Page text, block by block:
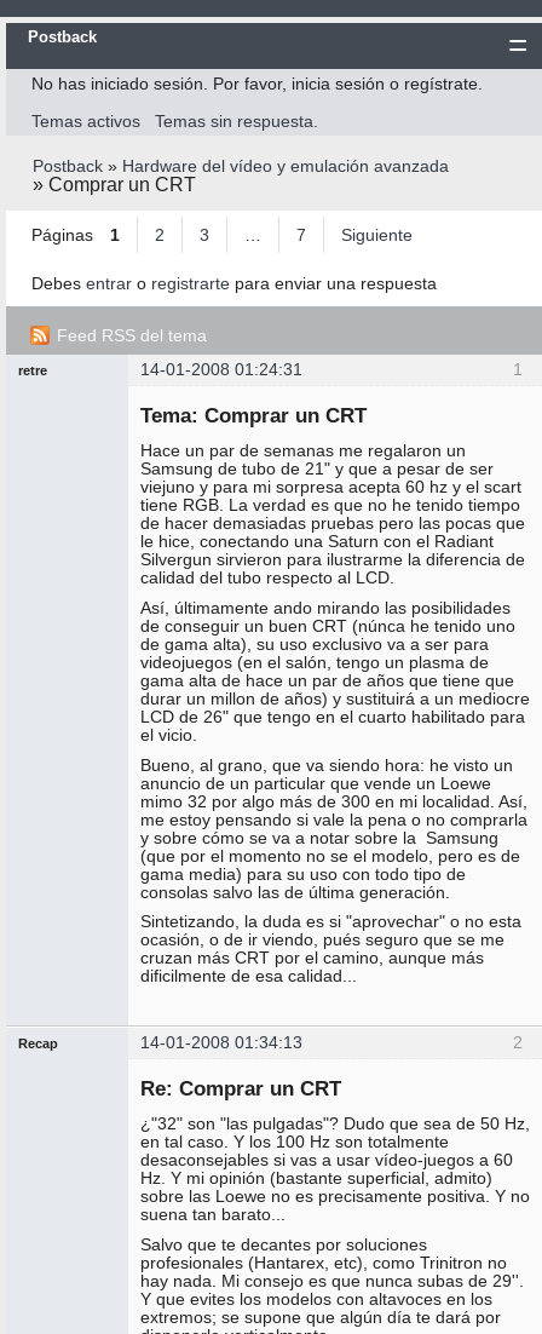
Postback
Inicio
Postback
Reglas
Registrarte
Entrar
No has iniciado sesión.
Por favor, inicia sesión o regístrate.
Temas activos
Temas sin respuesta.
Postback » Hardware del vídeo y emulación avanzada
» Comprar un CRT
Páginas 1 2 3 7 Siguiente
Debes entrar o registrarte para enviar una respuesta
Feed RSS del tema
1
retre 14-01-2008 01:24:31
Tema: Comprar un CRT
Hace un par de semanas me regalaron un
Samsung de tubo de 21" y que a pesar de ser
viejuno y para mi sorpresa acepta 60 hz y el scart
tiene RGB. La verdad es que no he tenido tiempo
de hacer demasiadas pruebas pero las pocas que
le hice, conectando una Saturn con el Radiant
Silvergun sirvieron para ilustrarme la diferencia de
calidad del tubo respecto al LCD.
Así, últimamente ando mirando las posibilidades
de conseguir un buen CRT (núnca he tenido uno
de gama alta), su uso exclusivo va a ser para
videojuegos (en el salón, tengo un plasma de
gama alta de hace un par de años que tiene que
durar un millon de años) y sustituirá a un mediocre
LCD de 26" que tengo en el cuarto habilitado para
el vicio.
Bueno, al grano, que va siendo hora: he visto un
anuncio de un particular que vende un Loewe
mimo 32 por algo más de 300 en mi localidad. Así,
me estoy pensando si vale la pena o no comprarla
y sobre cómo se va a notar sobre la Samsung
(que por el momento no se el modelo, pero es de
gama media) para su uso con todo tipo de
consolas salvo las de última generación.
Sintetizando, la duda es si "aprovechar" o no esta
ocasión, o de ir viendo, pués seguro que se me
cruzan más CRT por el camino, aunque más
dificilmente de esa calidad...
2
Recap 14-01-2008 01:34:13
Re: Comprar un CRT
¿"32" son "las pulgadas"? Dudo que sea de 50 Hz,
en tal caso. Y los 100 Hz son totalmente
desaconsejables si vas a usar vídeo-juegos a 60
Hz. Y mi opinión (bastante superficial, admito)
sobre las Loewe no es precisamente positiva. Y no
suena tan barato...
Salvo que te decantes por soluciones
profesionales (Hantarex, etc), como Trinitron no
hay nada. Mi consejo es que nunca subas de 29''.
Y que evites los modelos con altavoces en los
extremos; se supone que algún día te dará por